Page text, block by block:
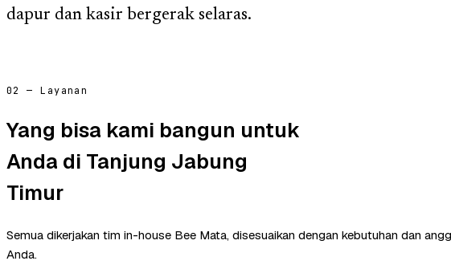
dapur dan kasir bergerak selaras.
02 — Layanan
Yang bisa kami bangun untuk
Anda di Tanjung Jabung
Timur
Semua dikerjakan tim in-house Bee Mata, disesuaikan dengan kebutuhan dan
Anda.